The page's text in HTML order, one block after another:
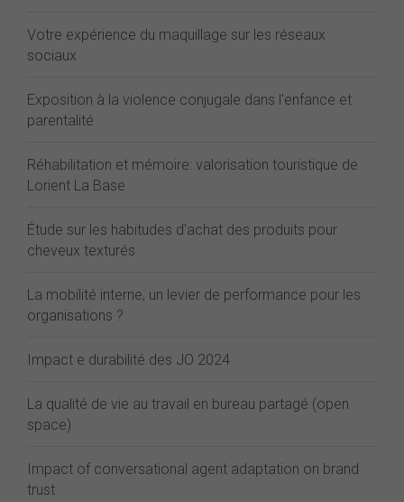
Votre expérience du maquillage sur les réseaux
sociaux
Exposition à la violence conjugale dans l'enfance et
parentalité
Réhabilitation et mémoire: valorisation touristique de
Lorient La Base
Étude sur les habitudes d'achat des produits pour
cheveux texturés
La mobilité interne, un levier de performance pour les
organisations ?
Impact e durabilité des JO 2024
La qualité de vie au travail en bureau partagé (open
space)
Impact of conversational agent adaptation on brand
trust